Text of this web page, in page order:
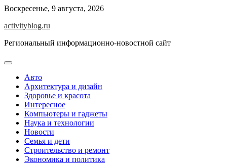
Skip
content
Воскресенье, 9 августа, 2026
activityblog.ru
Региональный информационно-новостной сайт
Авто
Архитектура и дизайн
Здоровье и красота
Интересное
Компьютеры и гаджеты
Наука и технологии
Новости
Семья и дети
Строительство и ремонт
Экономика и политика